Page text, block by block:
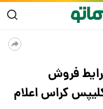
فروش
کراس اعلام